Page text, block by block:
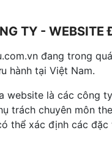
TY -
đang trong
hành tại Việt Nam.
website là các công
trách chuyên môn
thể xác định các